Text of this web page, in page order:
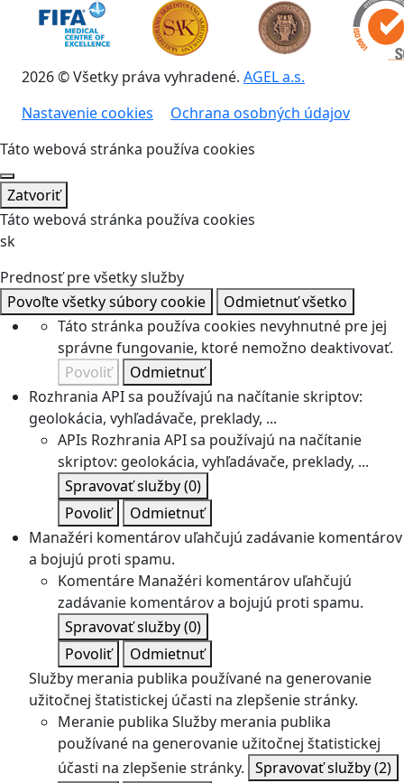
2026 © Všetky práva vyhradené. AGEL a.s.
Nastavenie cookies
Ochrana osobných údajov
Táto webová stránka používa cookies
Zatvoriť
Táto webová stránka používa cookies
sk
Prednosť pre všetky služby
Povoľte všetky súbory cookie
Odmietnuť všetko
Táto stránka používa cookies nevyhnutné pre jej
správne fungovanie, ktoré nemožno deaktivovať.
Povoliť
Odmietnuť
Rozhrania API sa používajú na načítanie skriptov:
geolokácia, vyhľadávače, preklady, ...
APIs Rozhrania API sa používajú na načítanie
skriptov: geolokácia, vyhľadávače, preklady, ...
Spravovať služby(0)
Povoliť
Odmietnuť
Manažéri komentárov uľahčujú zadávanie komentárov
a bojujú proti spamu.
Komentáre Manažéri komentárov uľahčujú
zadávanie komentárov a bojujú proti spamu.
Spravovať služby(0)
Povoliť
Odmietnuť
Služby merania publika používané na generovanie
užitočnej štatistickej účasti na zlepšenie stránky.
Meranie publika Služby merania publika
používané na generovanie užitočnej štatistickej
účasti na zlepšenie stránky. Spravovať služby(2)